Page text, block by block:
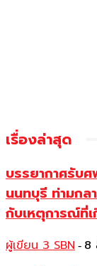
เรื่องล่าสุด
บรรยากาศรับ
นนทบุรี ท่ามกลา
กับเหตุการณ์ที่
ผู้เขียน 3 SBN - 8